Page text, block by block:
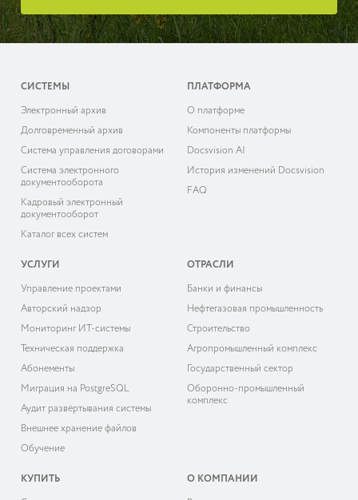
СИСТЕМЫ
Электронный архив
Долговременный архив
Система управления договорами
Система электронного
документооборота
Кадровый электронный
документооборот
Каталог всех систем
ПЛАТФОРМА
О платформе
Компоненты платформы
Docsvision AI
История изменений Docsvision
FAQ
УСЛУГИ
Управление проектами
Авторский надзор
Мониторинг ИТ-системы
Техническая поддержка
Абонементы
Миграция на PostgreSQL
Аудит развёртывания системы
Внешнее хранение файлов
Обучение
ОТРАСЛИ
Банки и финансы
Нефтегазовая промышленность
Строительство
Агропромышленный комплекс
Государственный сектор
Оборонно-промышленный
комплекс
КУПИТЬ О КОМПАНИИ